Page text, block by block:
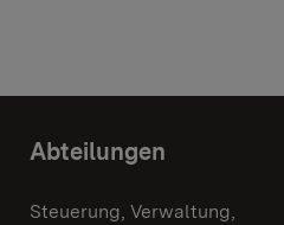
Abteilungen
Steuerung, Verwaltung,